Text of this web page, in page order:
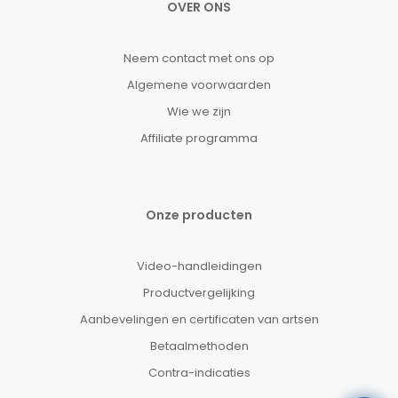
OVER ONS
Neem contact met ons op
Algemene voorwaarden
Wie we zijn
Affiliate programma
Onze producten
Video-handleidingen
Productvergelijking
Aanbevelingen en certificaten van artsen
Betaalmethoden
Contra-indicaties